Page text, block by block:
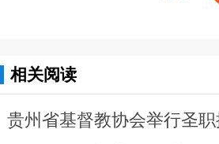
相关阅读
贵州省基督教协会举行圣